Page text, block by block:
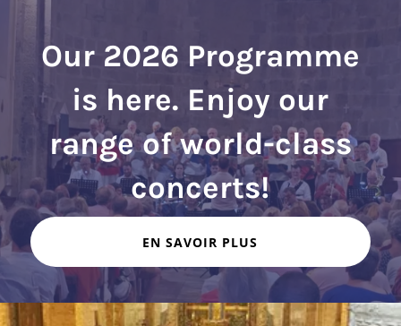
Our 2026 Programme
is here. Enjoy our
range of world-class
concerts!
EN SAVOIR PLUS